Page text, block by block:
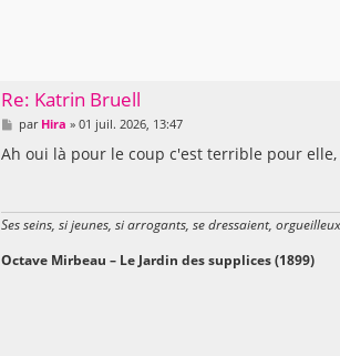
Re: Katrin Bruell
M
e
s
e
par Hira » 01 juil. 2026, 13:47
Ah oui là pour le coup c'est terrible pour
Ses seins, si jeunes, si arrogants, se dressaient,
Octave Mirbeau – Le Jardin des supplices (1899)